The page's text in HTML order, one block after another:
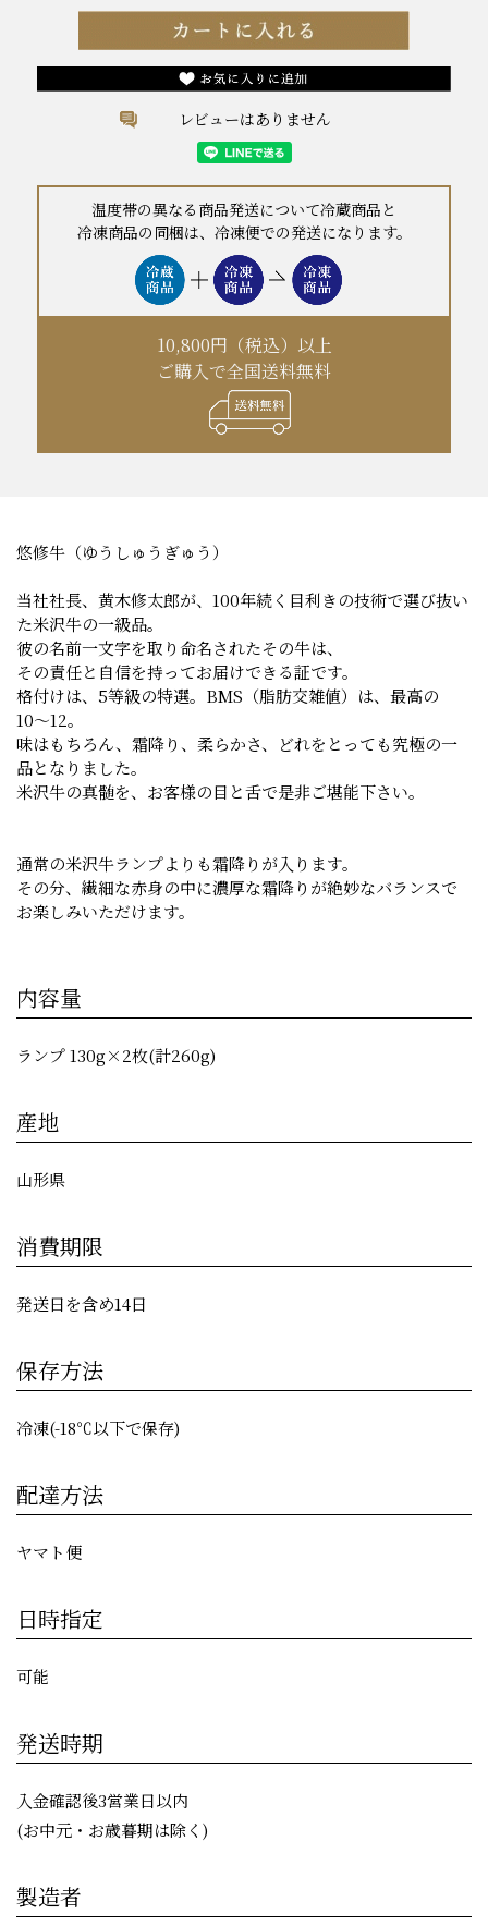
レビューはありません
温度帯の異なる商品発送について冷蔵商品と
冷凍商品の同梱は、冷凍便での発送になります。
10,800円（税込）以上
ご購入で全国送料無料
悠修牛（ゆうしゅうぎゅう）
当社社長、黄木修太郎が、100年続く目利きの技術で選び抜い
た米沢牛の一級品。
彼の名前一文字を取り命名されたその牛は、
その責任と自信を持ってお届けできる証です。
格付けは、5等級の特選。BMS（脂肪交雑値）は、最高の
10〜12。
味はもちろん、霜降り、柔らかさ、どれをとっても究極の一
品となりました。
米沢牛の真髄を、お客様の目と舌で是非ご堪能下さい。
通常の米沢牛ランプよりも霜降りが入ります。
その分、繊細な赤身の中に濃厚な霜降りが絶妙なバランスで
お楽しみいただけます。
内容量
ランプ 130g×2枚(計260g)
産地
山形県
消費期限
発送日を含め14日
保存方法
冷凍(-18℃以下で保存)
配達方法
ヤマト便
日時指定
可能
発送時期
入金確認後3営業日以内
(お中元・お歳暮期は除く)
製造者